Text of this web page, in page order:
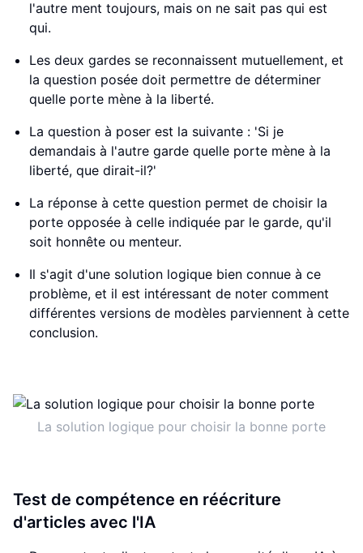
l'autre ment toujours, mais on ne sait pas qui est
qui.
Les deux gardes se reconnaissent mutuellement, et
la question posée doit permettre de déterminer
quelle porte mène à la liberté.
La question à poser est la suivante : 'Si je
demandais à l'autre garde quelle porte mène à la
liberté, que dirait-il?'
La réponse à cette question permet de choisir la
porte opposée à celle indiquée par le garde, qu'il
soit honnête ou menteur.
Il s'agit d'une solution logique bien connue à ce
problème, et il est intéressant de noter comment
différentes versions de modèles parviennent à cette
conclusion.
La solution logique pour choisir la bonne porte
Test de compétence en réécriture
d'articles avec l'IA